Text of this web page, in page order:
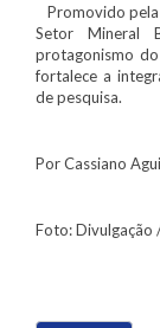
Promovido
Setor Mineral
protagonismo
fortalece a
de pesquisa.
Por Cassiano
Foto: Divulgação